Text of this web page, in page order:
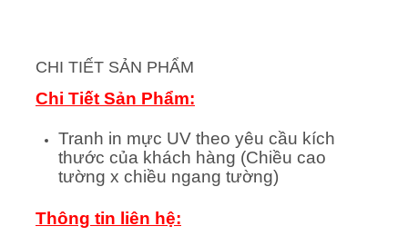
CHI TIẾT SẢN PHẨM
Chi Tiết Sản Phẩm:
Tranh in mực UV theo yêu cầu kích
thước của khách hàng (Chiều cao
tường x chiều ngang tường)
Thông tin liên hệ: